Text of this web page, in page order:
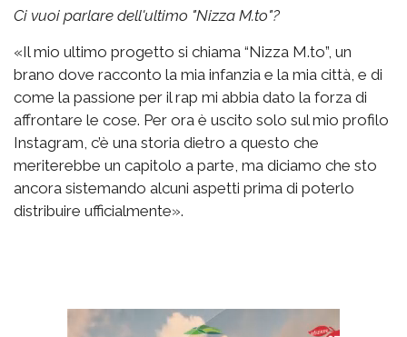
Ci vuoi parlare dell'ultimo "Nizza M.to"?
«Il mio ultimo progetto si chiama “Nizza M.to”, un
brano dove racconto la mia infanzia e la mia città, e di
come la passione per il rap mi abbia dato la forza di
affrontare le cose. Per ora è uscito solo sul mio profilo
Instagram, c’è una storia dietro a questo che
meriterebbe un capitolo a parte, ma diciamo che sto
ancora sistemando alcuni aspetti prima di poterlo
distribuire ufficialmente».